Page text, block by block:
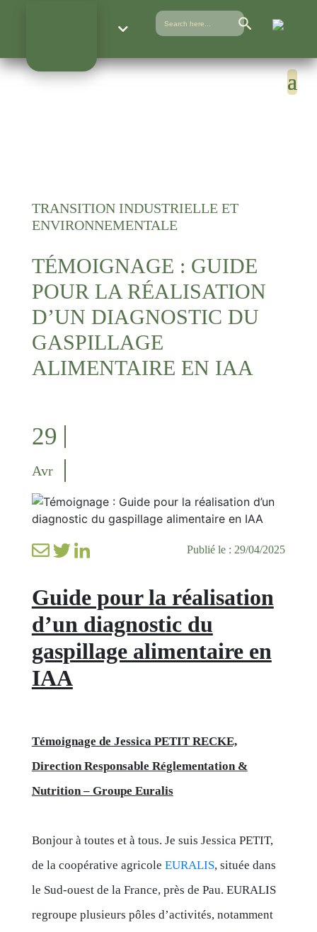
Search
for:
Search Button
TRANSITION INDUSTRIELLE ET
ENVIRONNEMENTALE
TÉMOIGNAGE : GUIDE
POUR LA RÉALISATION
D’UN DIAGNOSTIC DU
GASPILLAGE
ALIMENTAIRE EN IAA
29
Avr
Publié le : 29/04/2025
Guide pour la réalisation
d’un diagnostic du
gaspillage alimentaire en
IAA
Témoignage de Jessica PETIT RECKE,
Direction Responsable Réglementation &
Nutrition – Groupe Euralis
Bonjour à toutes et à tous. Je suis Jessica PETIT,
de la coopérative agricole EURALIS, située dans
le Sud-ouest de la France, près de Pau. EURALIS
regroupe plusieurs pôles d’activités, notamment